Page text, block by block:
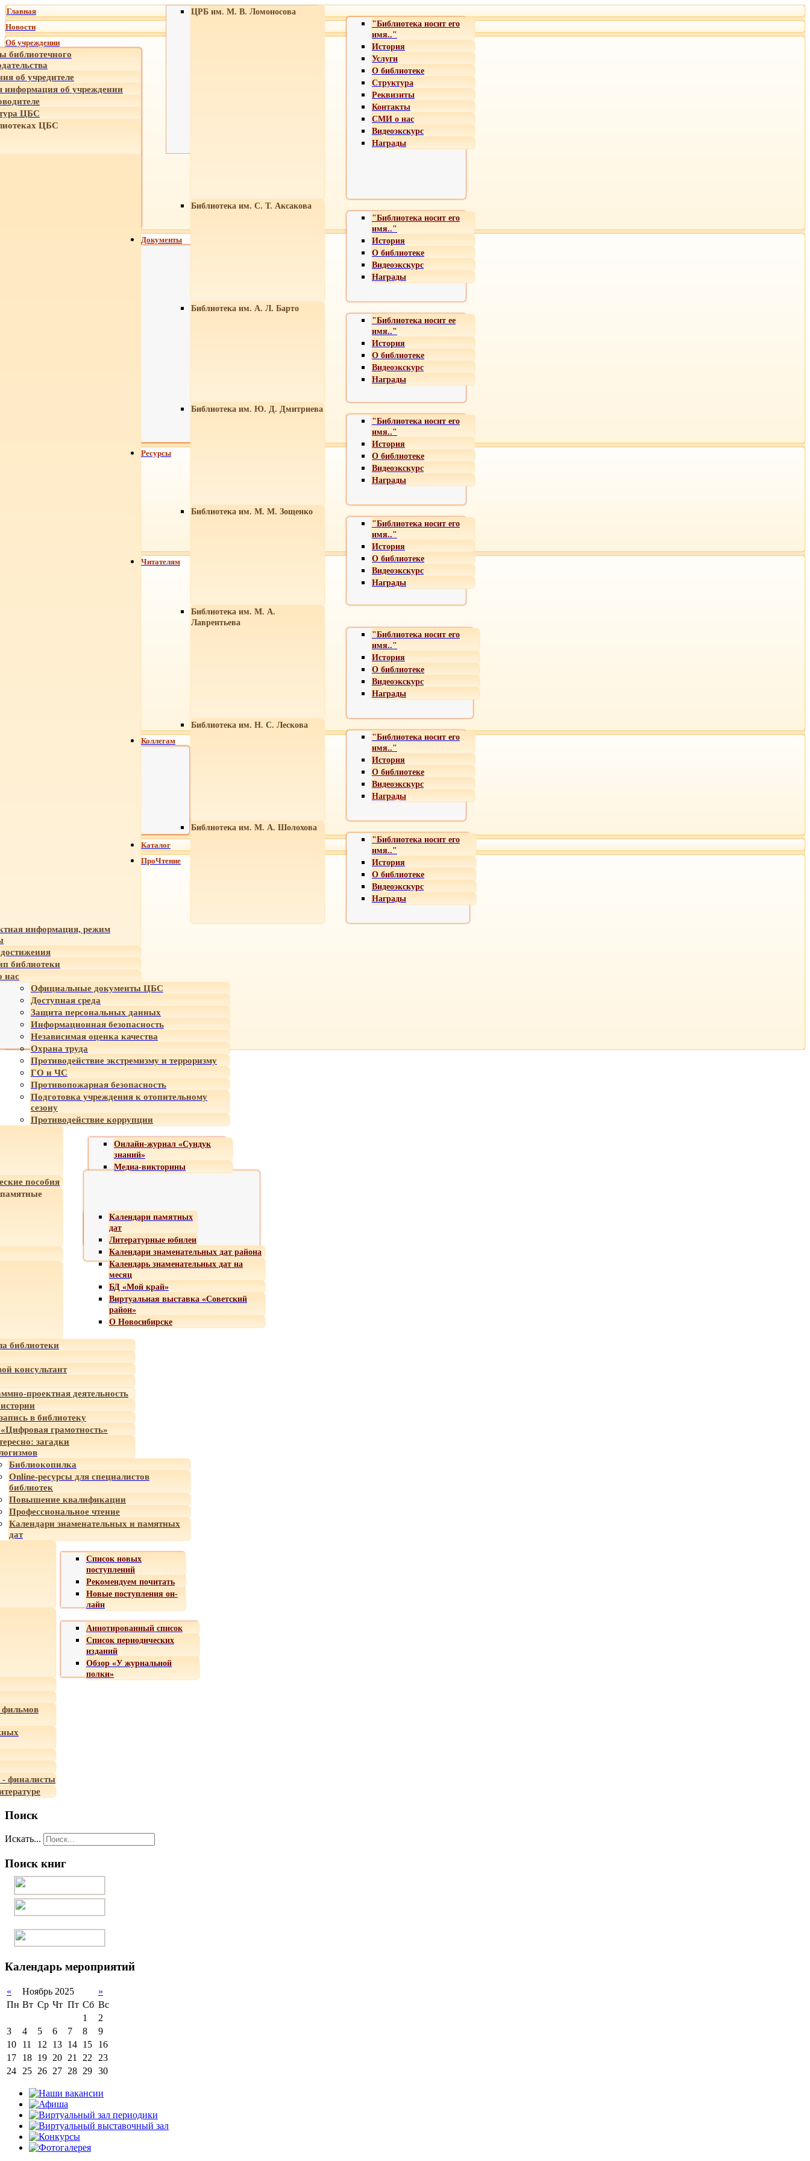
Главная
Новости
Об учреждении
библиотечного
об учредителе
об учреждении
ЦБС
ЦБС
ЦРБ им. М. В. Ломоносова
"Библиотека носит его
имя.."
История
Услуги
О библиотеке
Структура
Реквизиты
Контакты
СМИ о нас
Видеоэкскурс
Награды
Библиотека им. С. Т. Аксакова
"Библиотека носит его
имя.."
История
О библиотеке
Видеоэкскурс
Награды
Библиотека им. А. Л. Барто
"Библиотека носит ее
имя.."
История
О библиотеке
Видеоэкскурс
Награды
Библиотека им. Ю. Д. Дмитриева
"Библиотека носит его
имя.."
История
О библиотеке
Видеоэкскурс
Награды
Библиотека им. М. М. Зощенко
"Библиотека носит его
имя.."
История
О библиотеке
Видеоэкскурс
Награды
Библиотека им. М. А.
Лаврентьева
"Библиотека носит его
имя.."
История
О библиотеке
Видеоэкскурс
Награды
Библиотека им. Н. С. Лескова
"Библиотека носит его
имя.."
История
О библиотеке
Видеоэкскурс
Награды
Библиотека им. М. А. Шолохова
"Библиотека носит его
имя.."
История
О библиотеке
Видеоэкскурс
Награды
информация, режим
библиотеки
нас
Документы
Официальные документы ЦБС
Доступная среда
Защита персональных данных
Информационная безопасность
Независимая оценка качества
Охрана труда
Противодействие экстремизму и терроризму
ГО и ЧС
Противопожарная безопасность
Подготовка учреждения к отопительному
сезону
Противодействие коррупции
Ресурсы
Онлайн-журнал «Сундук
знаний»
Медиа-викторины
пособия
Календари памятных
дат
Литературные юбилеи
Календари знаменательных дат района
Календарь знаменательных дат на
месяц
БД «Мой край»
Виртуальная выставка «Советский
район»
О Новосибирске
Читателям
библиотеки
консультант
проектная деятельность
в библиотеку
грамотность»
загадки
Коллегам
Библиокопилка
Online-ресурсы для специалистов
библиотек
Повышение квалификации
Профессиональное чтение
Календари знаменательных и памятных
дат
Каталог
ПроЧтение
Список новых
поступлений
Рекомендуем почитать
Новые поступления он-
лайн
Аннотированный список
Список периодических
изданий
Обзор «У журнальной
полки»
- финалисты
Поиск
Искать...
Поиск книг
Календарь мероприятий
« Ноябрь 2025
»
Пн Вт Ср Чт Пт Сб Вс
1
2
3
4 5 6 7 8
9
10
11 12 13 14 15
16
17
18 19 20 21 22
23
24
25 26 27 28 29 30